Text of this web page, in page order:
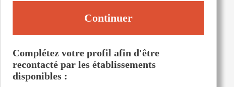
Continuer
Complétez votre profil afin d'être
recontacté par les établissements
disponibles :